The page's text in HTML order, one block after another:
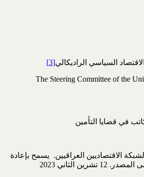
الاقتصاد السياسي الراديكالي[3]
The Steering Committee of the
في قضايا التأمين
الاقتصاديين العراقيين. يسمح بإعادة
الثاني 2023